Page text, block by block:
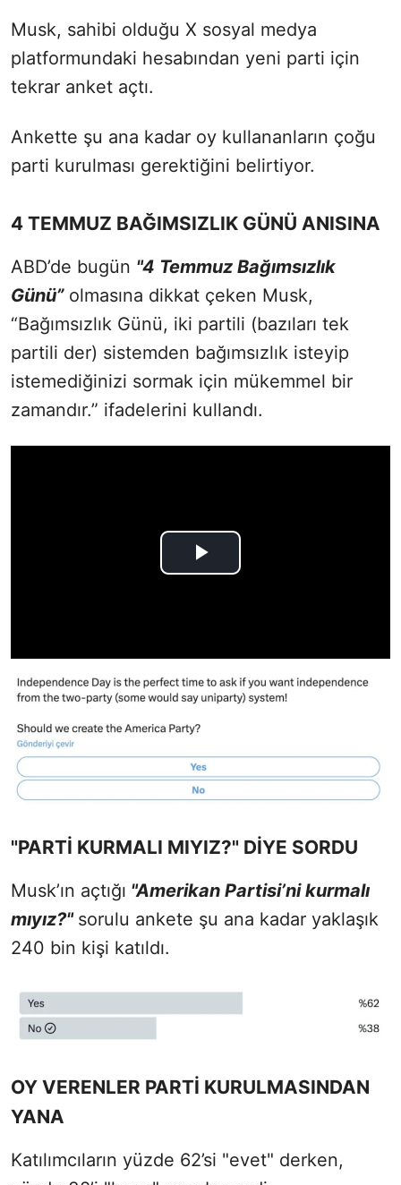
Musk, sahibi olduğu X sosyal medya
platformundaki hesabından yeni parti için
tekrar anket açtı.
Ankette şu ana kadar oy kullananların çoğu
parti kurulması gerektiğini belirtiyor.
4 TEMMUZ BAĞIMSIZLIK GÜNÜ ANISINA
ABD’de bugün "4 Temmuz Bağımsızlık
Günü”olmasına dikkat çeken Musk,
“Bağımsızlık Günü, iki partili (bazıları tek
partili der) sistemden bağımsızlık isteyip
istemediğinizi sormak için mükemmel bir
zamandır.” ifadelerini kullandı.
"PARTİ KURMALI MIYIZ?" DİYE SORDU
Musk’ın açtığı "Amerikan Partisi’ni kurmalı
mıyız?" sorulu ankete şu ana kadar yaklaşık
240 bin kişi katıldı.
OY VERENLER PARTİ KURULMASINDAN
YANA
Katılımcıların yüzde 62’si "evet" derken,